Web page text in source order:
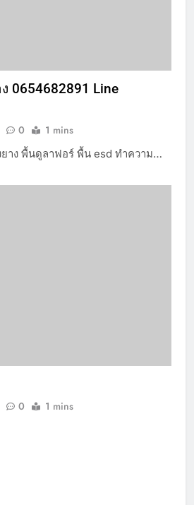
0654682891 Line
0 1 mins
าง พื้นดูลาฟอร์ พื้น esd ทำความ…
0 1 mins